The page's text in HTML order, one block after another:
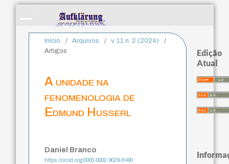
Início / Arquivos / v. 11 n. 2 (2024)
/
Artigos
A unidade na
fenomenologia de
Edmund Husserl
Daniel Branco
https://orcid.org/0000-0002-9029-8490
Edição
Atual